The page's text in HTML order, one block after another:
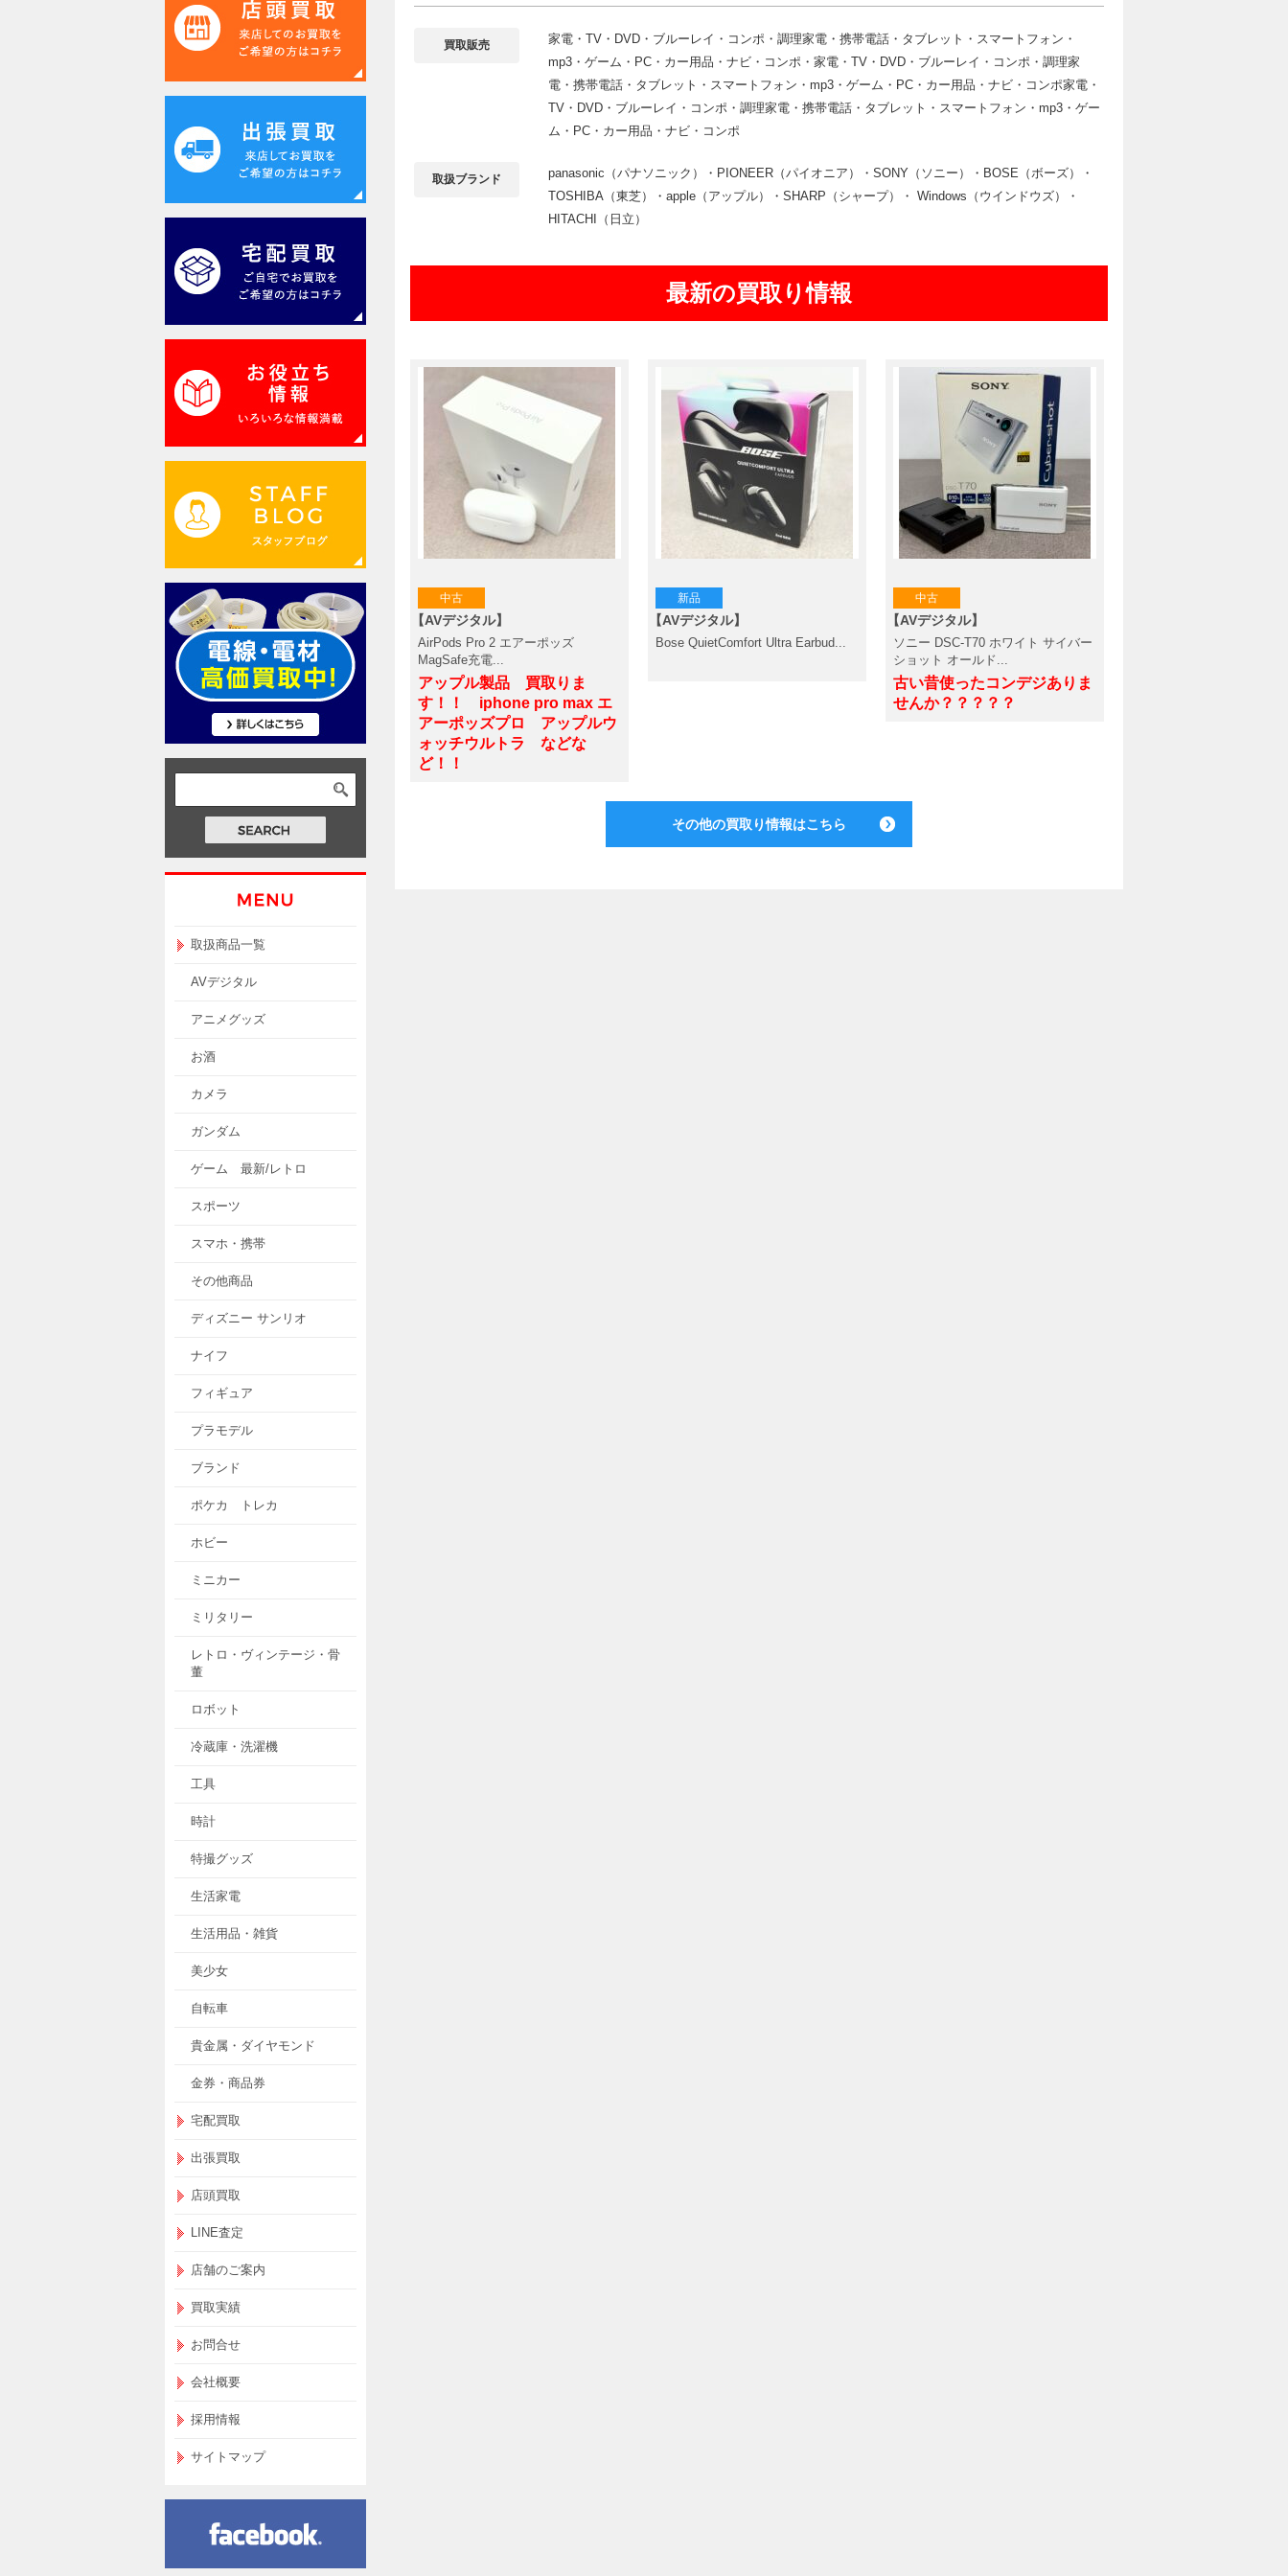
買取販売
家電・TV・DVD・ブルーレイ・コンポ・調理家電・携帯電話・タブレット・スマートフォン・
mp3・ゲーム・PC・カー用品・ナビ・コンポ・家電・TV・DVD・ブルーレイ・コンポ・調理家
電・携帯電話・タブレット・スマートフォン・mp3・ゲーム・PC・カー用品・ナビ・コンポ家電・
TV・DVD・ブルーレイ・コンポ・調理家電・携帯電話・タブレット・スマートフォン・mp3・ゲー
ム・PC・カー用品・ナビ・コンポ
取扱ブランド
panasonic（パナソニック）・PIONEER（パイオニア）・SONY（ソニー）・BOSE（ボーズ）・
TOSHIBA（東芝）・apple（アップル）・SHARP（シャープ）・ Windows（ウインドウズ）・
HITACHI（日立）
最新の買取り情報
中古
【AVデジタル】
AirPods Pro 2 エアーポッズ
MagSafe充電...
アップル製品 買取りま
す！！ iphone pro max エ
アーポッズプロ アップルウ
ォッチウルトラ などな
ど！！
新品
【AVデジタル】
Bose QuietComfort Ultra Earbud...
中古
【AVデジタル】
ソニー DSC-T70 ホワイト サイバー
ショット オールド...
古い昔使ったコンデジありま
せんか？？？？？
その他の買取り情報はこちら
取扱商品一覧
AVデジタル
アニメグッズ
お酒
カメラ
ガンダム
ゲーム 最新/レトロ
スポーツ
スマホ・携帯
その他商品
ディズニー サンリオ
ナイフ
フィギュア
プラモデル
ブランド
ポケカ トレカ
ホビー
ミニカー
ミリタリー
レトロ・ヴィンテージ・骨
董
ロボット
冷蔵庫・洗濯機
工具
時計
特撮グッズ
生活家電
生活用品・雑貨
美少女
自転車
貴金属・ダイヤモンド
金券・商品券
宅配買取
出張買取
店頭買取
LINE査定
店舗のご案内
買取実績
お問合せ
会社概要
採用情報
サイトマップ